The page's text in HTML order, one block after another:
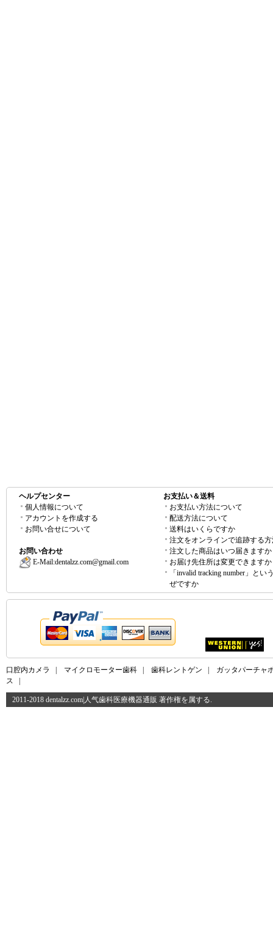
ヘルプセンター
個人情報について
アカウントを作成する
お問い合せについて
お問い合わせ
E-Mail:dentalzz.com@gmail.com
お支払い＆送料
お支払い方法について
配送方法について
送料はいくらですか
注文をオンラインで追跡する
注文した商品はいつ届きますか
お届け先住所は変更できますか
「invalid tracking number」とい
ぜですか
口腔内カメラ マイクロモーター歯科 歯科レントゲン
ガッタパーチャ
ス
2011-2018 dentalzz.com|人气歯科医療機器通販 著作権を属する.